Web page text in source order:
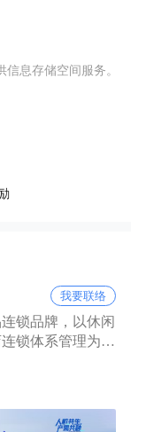
息存储空间服务。
我要联络
锁品牌，以休闲
锁体系管理为主